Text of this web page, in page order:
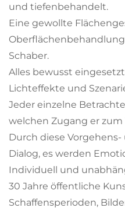
und tiefenbehandelt.
Eine gewollte
Schaber.
Alles bewusst
Lichteffekte und
Jeder einzelne
welchen Zugang er
Durch diese
Dialog, es werden
Individuell und
30 Jahre öffentliche
Schaffensperioden,